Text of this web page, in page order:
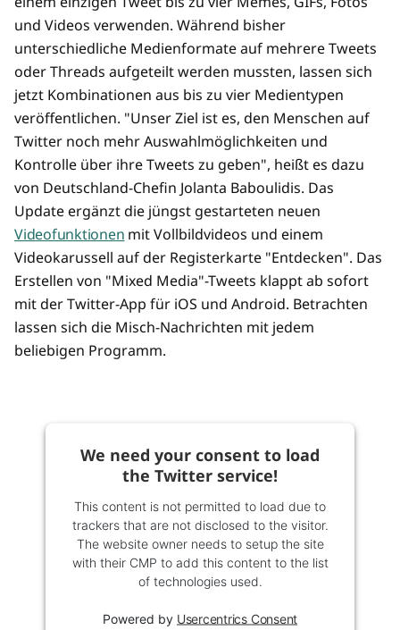
und Videos verwenden. Während bisher
unterschiedliche Medienformate auf mehrere Tweets
oder Threads aufgeteilt werden mussten, lassen sich
jetzt Kombinationen aus bis zu vier Medientypen
veröffentlichen. "Unser Ziel ist es, den Menschen auf
Twitter noch mehr Auswahlmöglichkeiten und
Kontrolle über ihre Tweets zu geben", heißt es dazu
von Deutschland-Chefin Jolanta Baboulidis. Das
Update ergänzt die jüngst gestarteten neuen
Videofunktionen mit Vollbildvideos und einem
Videokarussell auf der Registerkarte "Entdecken". Das
Erstellen von "Mixed Media"-Tweets klappt ab sofort
mit der Twitter-App für iOS und Android. Betrachten
lassen sich die Misch-Nachrichten mit jedem
beliebigen Programm.
We need your consent to load
the Twitter service!
This content is not permitted to load due to
trackers that are not disclosed to the visitor.
The website owner needs to setup the site
with their CMP to add this content to the list
of technologies used.
Powered by Usercentrics Consent